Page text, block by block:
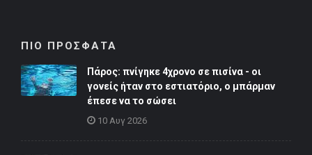
ΠΙΟ ΠΡΟΣΦΑΤΑ
Πάρος: πνίγηκε 4χρονο σε πισίνα - οι
γονείς ήταν στο εστιατόριο, ο μπάρμαν
έπεσε να το σώσει
10 Αυγ 2026